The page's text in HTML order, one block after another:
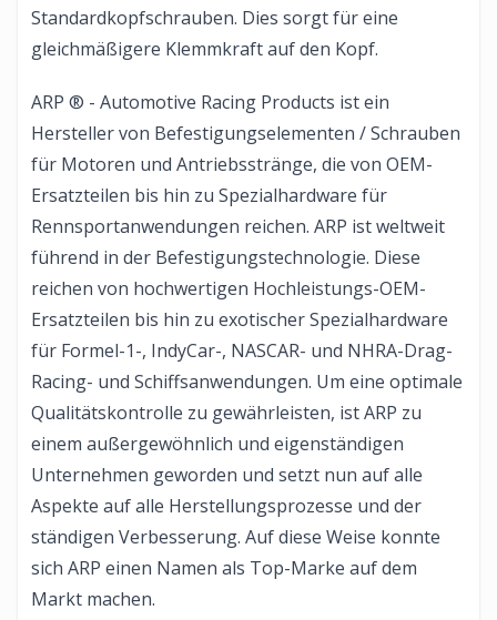
Standardkopfschrauben. Dies sorgt für eine
gleichmäßigere Klemmkraft auf den Kopf.
ARP ® - Automotive Racing Products ist ein
Hersteller von Befestigungselementen / Schrauben
für Motoren und Antriebsstränge, die von OEM-
Ersatzteilen bis hin zu Spezialhardware für
Rennsportanwendungen reichen. ARP ist weltweit
führend in der Befestigungstechnologie. Diese
reichen von hochwertigen Hochleistungs-OEM-
Ersatzteilen bis hin zu exotischer Spezialhardware
für Formel-1-, IndyCar-, NASCAR- und NHRA-Drag-
Racing- und Schiffsanwendungen. Um eine optimale
Qualitätskontrolle zu gewährleisten, ist ARP zu
einem außergewöhnlich und eigenständigen
Unternehmen geworden und setzt nun auf alle
Aspekte auf alle Herstellungsprozesse und der
ständigen Verbesserung. Auf diese Weise konnte
sich ARP einen Namen als Top-Marke auf dem
Markt machen.